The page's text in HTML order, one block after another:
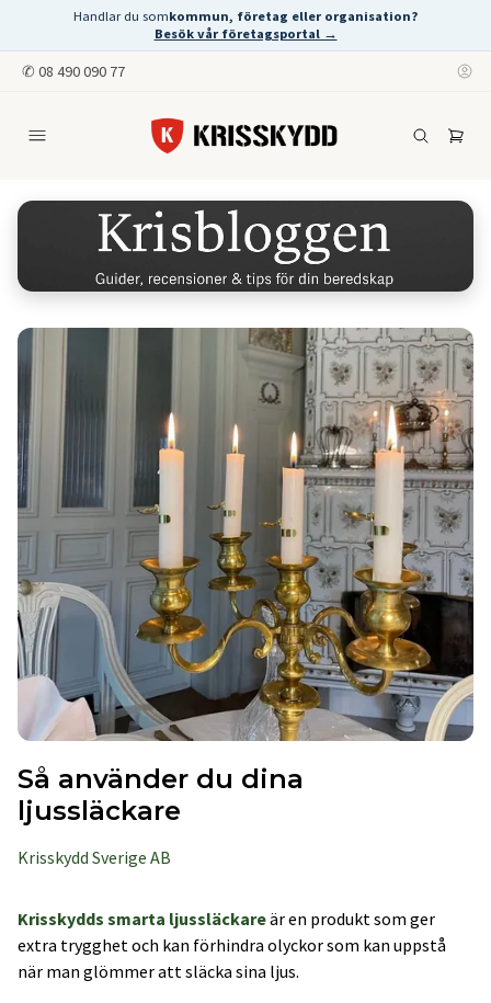
Handlar du somkommun, företag eller organisation?
Besök vår företagsportal →
✆ 08 490 090 77
Så använder du dina
ljussläckare
Krisskydd Sverige AB
Krisskydds smarta ljussläckareär en produkt som ger
extra trygghet och kan förhindra olyckor som kan uppstå
när man glömmer att släcka sina ljus.